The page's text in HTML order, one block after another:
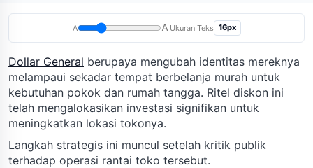
A A Ukuran Teks 16px
Dollar General berupaya mengubah identitas mereknya
melampaui sekadar tempat berbelanja murah untuk
kebutuhan pokok dan rumah tangga. Ritel diskon ini
telah mengalokasikan investasi signifikan untuk
meningkatkan lokasi tokonya.
Langkah strategis ini muncul setelah kritik publik
terhadap operasi rantai toko tersebut.